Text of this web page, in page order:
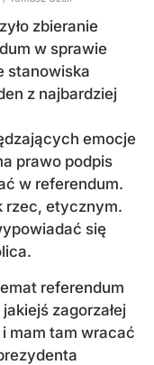
zbieranie
w sprawie
stanowiska
z najbardziej
emocje
prawo podpis
w referendum.
rzec, etycznym.
się
referendum
zagorzałej
mam tam wracać